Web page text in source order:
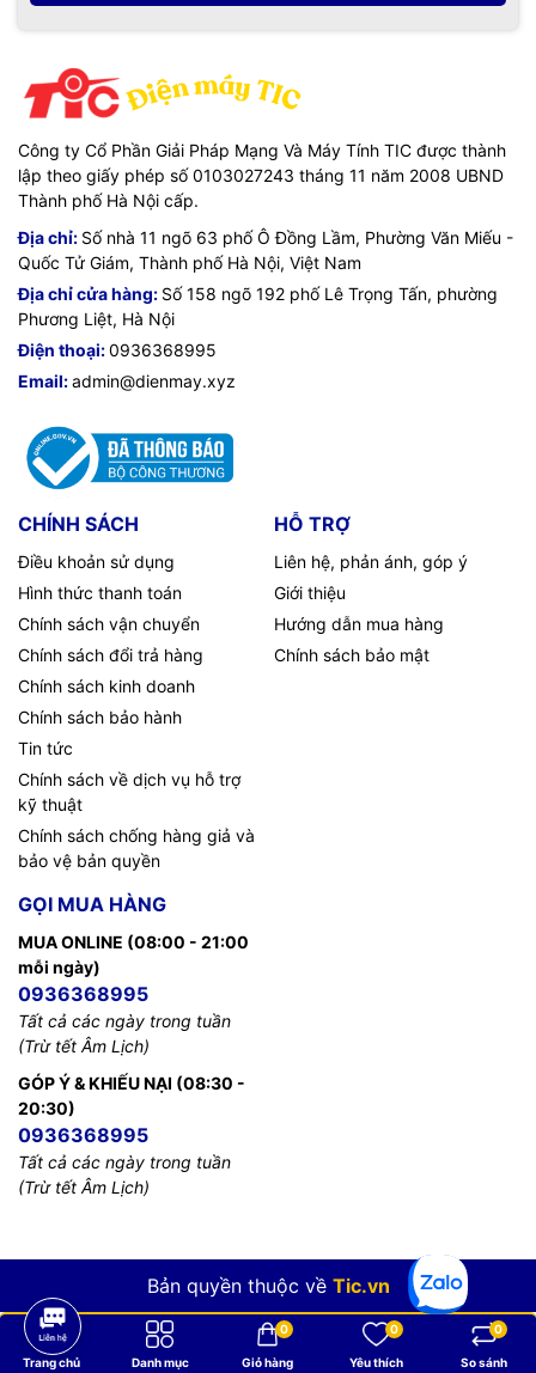
Công ty Cổ Phần Giải Pháp Mạng Và Máy Tính TIC được thành
lập theo giấy phép số 0103027243 tháng 11 năm 2008 UBND
Thành phố Hà Nội cấp.
Địa chỉ: Số nhà 11 ngõ 63 phố Ô Đồng Lầm, Phường Văn Miếu -
Quốc Tử Giám, Thành phố Hà Nội, Việt Nam
Địa chỉ cửa hàng: Số 158 ngõ 192 phố Lê Trọng Tấn, phường
Phương Liệt, Hà Nội
Điện thoại:0936368995
Email:admin@dienmay.xyz
CHÍNH SÁCH
Điều khoản sử dụng
Hình thức thanh toán
Chính sách vận chuyển
Chính sách đổi trả hàng
Chính sách kinh doanh
Chính sách bảo hành
Tin tức
Chính sách về dịch vụ hỗ trợ
kỹ thuật
Chính sách chống hàng giả và
bảo vệ bản quyền
HỖ TRỢ
Liên hệ, phản ánh, góp ý
Giới thiệu
Hướng dẫn mua hàng
Chính sách bảo mật
GỌI MUA HÀNG
MUA ONLINE (08:00 - 21:00
mỗi ngày)
0936368995
Tất cả các ngày trong tuần
(Trừ tết Âm Lịch)
GÓP Ý & KHIẾU NẠI (08:30 -
20:30)
0936368995
Tất cả các ngày trong tuần
(Trừ tết Âm Lịch)
Bản quyền thuộc về Tic.vn
Trang chủ Danh mục Giỏ hàng
0
Yêu thích
0
So sánh
0